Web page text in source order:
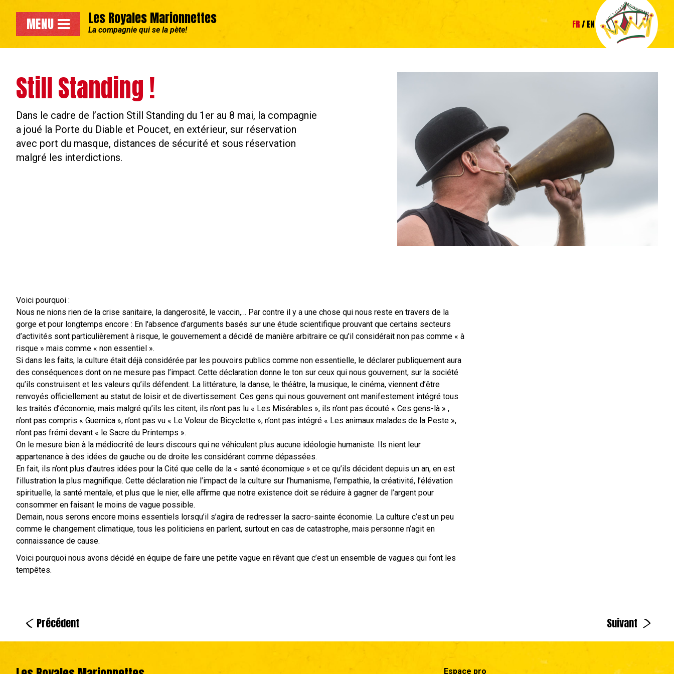
Accéder directement au contenu principal de la page
MENU Les Royales Marionnettes
La compagnie qui se la pète! FR EN
Still Standing !
Dans le cadre de l’action Still Standing du 1er au 8 mai, la compagnie
a joué la Porte du Diable et Poucet, en extérieur, sur réservation
avec port du masque, distances de sécurité et sous réservation
malgré les interdictions.
Voici pourquoi :
Nous ne nions rien de la crise sanitaire, la dangerosité, le vaccin,… Par contre il y a une chose qui nous reste en travers de la
gorge et pour longtemps encore : En l'absence d’arguments basés sur une étude scientifique prouvant que certains secteurs
d’activités sont particulièrement à risque, le gouvernement a décidé de manière arbitraire ce qu'il considérait non pas comme « à
risque » mais comme « non essentiel ».
Si dans les faits, la culture était déjà considérée par les pouvoirs publics comme non essentielle, le déclarer publiquement aura
des conséquences dont on ne mesure pas l’impact. Cette déclaration donne le ton sur ceux qui nous gouvernent, sur la société
qu’ils construisent et les valeurs qu’ils défendent. La littérature, la danse, le théâtre, la musique, le cinéma, viennent d’être
renvoyés officiellement au statut de loisir et de divertissement. Ces gens qui nous gouvernent ont manifestement intégré tous
les traités d’économie, mais malgré qu’ils les citent, ils n’ont pas lu « Les Misérables », ils n’ont pas écouté « Ces gens-là » ,
n’ont pas compris « Guernica », n’ont pas vu « Le Voleur de Bicyclette », n’ont pas intégré « Les animaux malades de la Peste »,
n’ont pas frémi devant « le Sacre du Printemps ».
On le mesure bien à la médiocrité de leurs discours qui ne véhiculent plus aucune idéologie humaniste. Ils nient leur
appartenance à des idées de gauche ou de droite les considérant comme dépassées.
En fait, ils n’ont plus d’autres idées pour la Cité que celle de la « santé économique » et ce qu’ils décident depuis un an, en est
l’illustration la plus magnifique. Cette déclaration nie l’impact de la culture sur l’humanisme, l’empathie, la créativité, l’élévation
spirituelle, la santé mentale, et plus que le nier, elle affirme que notre existence doit se réduire à gagner de l’argent pour
consommer en faisant le moins de vague possible.
Demain, nous serons encore moins essentiels lorsqu’il s’agira de redresser la sacro-sainte économie. La culture c’est un peu
comme le changement climatique, tous les politiciens en parlent, surtout en cas de catastrophe, mais personne n’agit en
connaissance de cause.
Voici pourquoi nous avons décidé en équipe de faire une petite vague en rêvant que c’est un ensemble de vagues qui font les
tempêtes.
< Précédent Suivant >
Espace pro